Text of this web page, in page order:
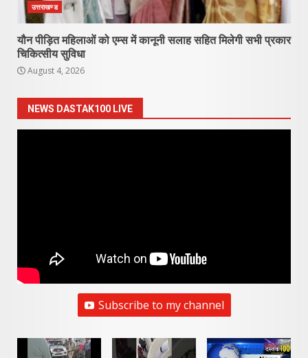
उत्तराखण्ड
यौन पीड़ित महिलाओं को एम्स में कानूनी सलाह सहित मिलेगी सभी प्रकार
चिकित्सीय सुविधा
August 4, 2026
NEWS DASTAK100 LIVE
Subscribe to my channel